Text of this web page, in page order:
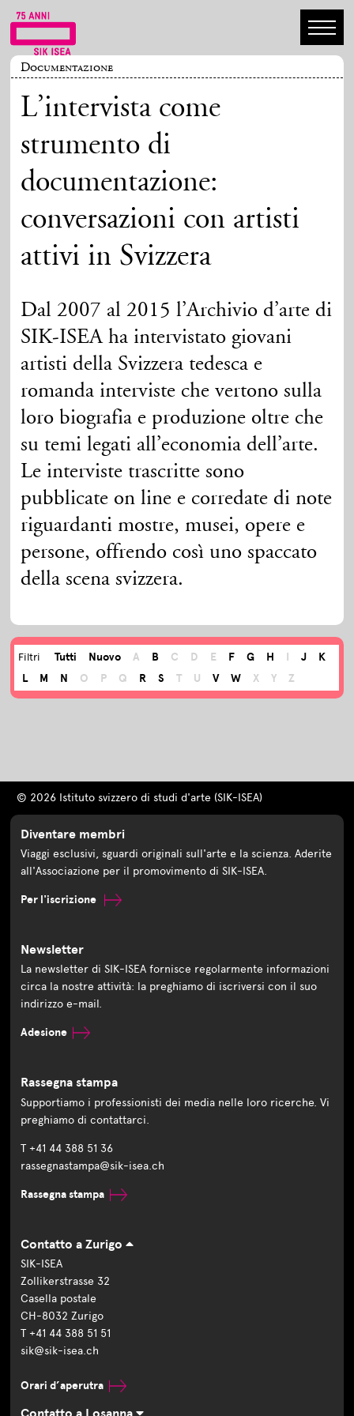
Documentazione
L’intervista come
strumento di
documentazione:
conversazioni con artisti
attivi in Svizzera
Dal 2007 al 2015 l’Archivio d’arte di
SIK-ISEA ha intervistato giovani
artisti della Svizzera tedesca e
romanda interviste che vertono sulla
loro biografia e produzione oltre che
su temi legati all’economia dell’arte.
Le interviste trascritte sono
pubblicate on line e corredate di note
riguardanti mostre, musei, opere e
persone, offrendo così uno spaccato
della scena svizzera.
Filtri Tutti Nuovo A B C D E F G H I J
K
L
M N O P Q R S T U V W X Y Z
© 2026 Istituto svizzero di studi d'arte (SIK-ISEA)
Diventare membri
Viaggi esclusivi, sguardi originali sull'arte e la scienza. Aderite
all'Associazione per il promovimento di SIK-ISEA.
Per l'iscrizione
Newsletter
La newsletter di SIK-ISEA fornisce regolarmente informazioni
circa la nostre attività: la preghiamo di iscriversi con il suo
indirizzo e-mail.
Adesione
Rassegna stampa
Supportiamo i professionisti dei media nelle loro ricerche. Vi
preghiamo di contattarci.
T +41 44 388 51 36
rassegnastampa@sik-isea.ch
Rassegna stampa
Contatto a Zurigo
SIK-ISEA
Zollikerstrasse 32
Casella postale
CH-8032 Zurigo
T +41 44 388 51 51
sik@sik-isea.ch
Orari d’aperutra